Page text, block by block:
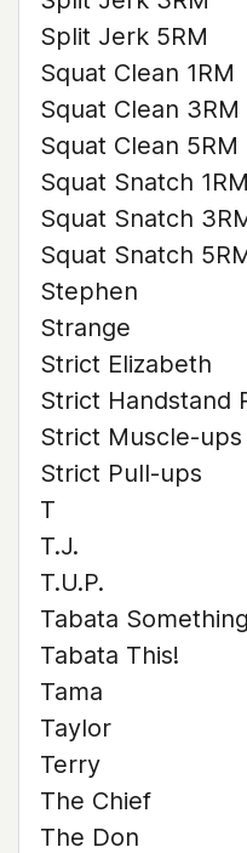
Split Jerk 5RM
Squat Clean 1RM
Squat Clean 3RM
Squat Clean 5RM
Squat Snatch 1RM
Squat Snatch
Squat Snatch
Stephen
Strange
Strict Elizabeth
Strict Handstand
Strict Muscle-ups
Strict Pull-ups
T
T.J.
T.U.P.
Tabata
Tabata This!
Tama
Taylor
Terry
The Chief
The Don